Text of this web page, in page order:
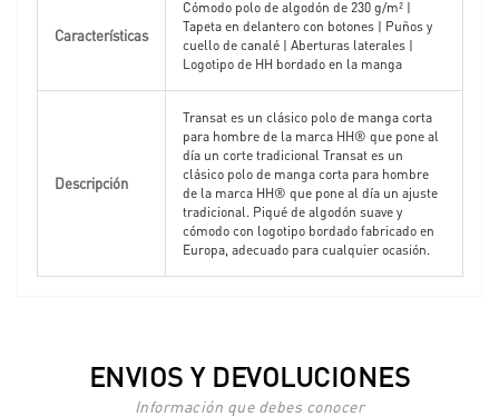
Características
Cómodo polo de algodón de 230 g/m² |
Tapeta en delantero con botones | Puños y
cuello de canalé | Aberturas laterales |
Logotipo de HH bordado en la manga
Descripción
Transat es un clásico polo de manga corta
para hombre de la marca HH® que pone al
día un corte tradicional Transat es un
clásico polo de manga corta para hombre
de la marca HH® que pone al día un ajuste
tradicional. Piqué de algodón suave y
cómodo con logotipo bordado fabricado en
Europa, adecuado para cualquier ocasión.
ENVIOS Y DEVOLUCIONES
Información que debes conocer